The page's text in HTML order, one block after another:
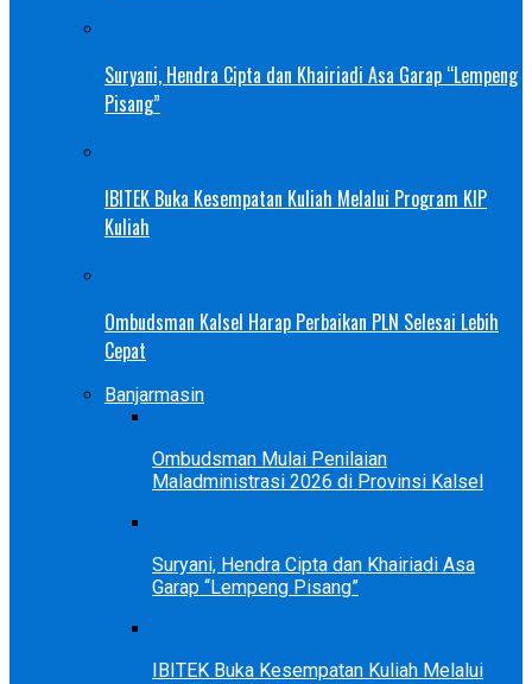
Suryani, Hendra Cipta dan Khairiadi Asa Garap “Lempeng
Pisang”
IBITEK Buka Kesempatan Kuliah Melalui Program KIP
Kuliah
Ombudsman Kalsel Harap Perbaikan PLN Selesai Lebih
Cepat
Banjarmasin
Ombudsman Mulai Penilaian
Maladministrasi 2026 di Provinsi Kalsel
Suryani, Hendra Cipta dan Khairiadi Asa
Garap “Lempeng Pisang”
IBITEK Buka Kesempatan Kuliah Melalui